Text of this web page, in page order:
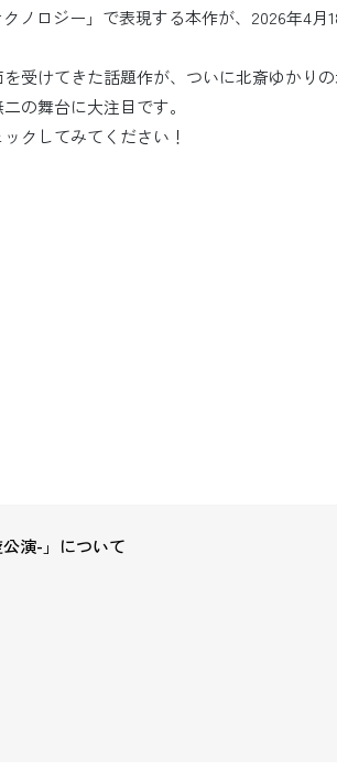
ノロジー」で表現する本作が、2026年4月
受けてきた話題作が、ついに北斎ゆかりの
の舞台に大注目です。
クしてみてください！
公演-」について